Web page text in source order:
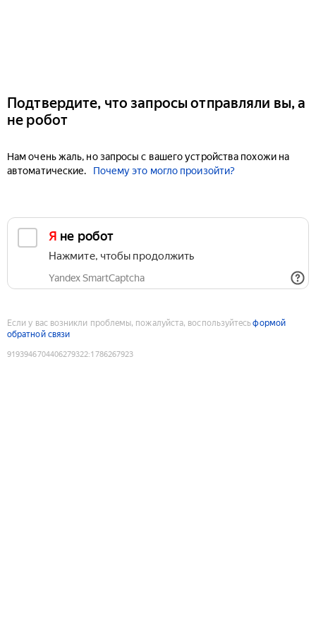
Подтвердите, что запросы отправляли вы, а
не робот
Нам очень жаль, но запросы с вашего устройства похожи на
автоматические.
Почему это могло произойти?
Я не робот
Нажмите, чтобы продолжить
Yandex SmartCaptcha
Если у вас возникли проблемы, пожалуйста, воспользуйтесьформой
обратной связи
9193946704406279322:1786267923